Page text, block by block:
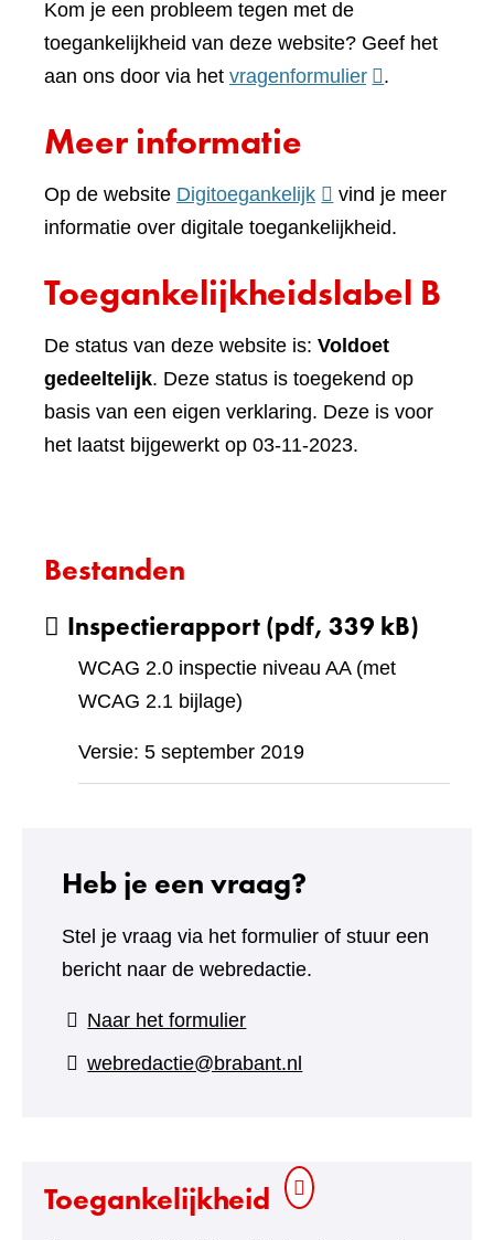
Kom je een probleem tegen met de
toegankelijkheid van deze website? Geef het
aan ons door via het vragenformulier(verwijst
website)
.
Meer informatie
Op de website Digitoegankelijk(verwijst
naar
andere
vind je meer
informatie over digitale toegankelijkheid.
Toegankelijkheidslabel B
De status van deze website is: Voldoet
gedeeltelijk. Deze status is toegekend op
basis van een eigen verklaring. Deze is voor
het laatst bijgewerkt op 03-11-2023.
Bestanden
Inspectierapport(pdf, 339 kB)
WCAG 2.0 inspectie niveau AA (met
WCAG 2.1 bijlage)
Versie: 5 september 2019
Heb je een vraag?
Stel je vraag via het formulier of stuur een
bericht naar de webredactie.
Naar het formulier(verwijst
naar
webredactie@brabant.nl
Toegankelijkheid